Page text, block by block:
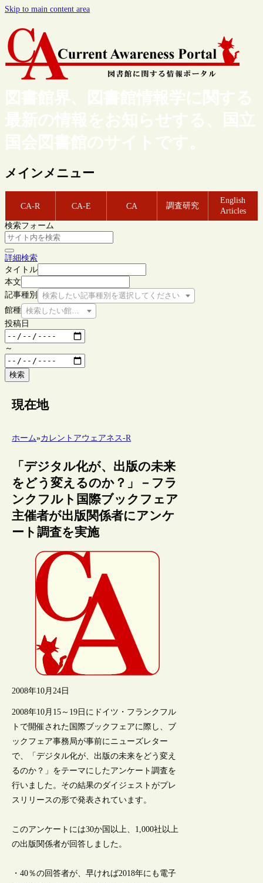
Skip to main content area
図書館界、図書館情報学に関する
最新の情報をお知らせする、国立
国会図書館のサイトです。
メインメニュー
CA-R CA-E CA 調査研究
English
Articles
検索フォーム
詳細検索
タイトル
本文
記事種別
検索したい記事種別を選択してください
館種 検索したい館種を選択してください
投稿日
～
検索
現在地
ホーム»カレントアウェアネス-R
「デジタル化が、出版の未来
をどう変えるのか？」－フラ
ンクフルト国際ブックフェア
主催者が出版関係者にアンケ
ート調査を実施
2008年10月24日
2008年10月15～19日にドイツ・フランクフル
トで開催された国際ブックフェアに際し、ブ
ックフェア事務局が事前にニューズレター
で、「デジタル化が、出版の未来をどう変え
るのか？」をテーマにしたアンケート調査を
行いました。その結果のダイジェストがプレ
スリリースの形で発表されています。
このアンケートには30か国以上、1,000社以上
の出版関係者が回答しました。
・40％の回答者が、早ければ2018年にも電子